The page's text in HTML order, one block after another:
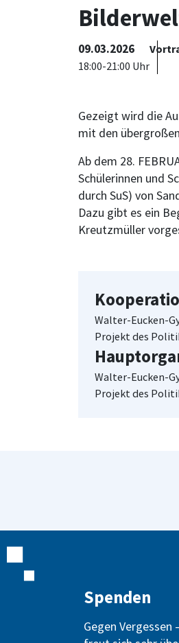
09.03.2026
18:00-21:00 Uhr
Gezeigt wird die
mit den
Ab dem 28.
Schülerinnen und
durch SuS) von
Dazu gibt es ein
Kreutzmüller
Walter-Eucken-
Projekt des
Walter-Eucken-
Projekt des
Spenden
Gegen Vergessen